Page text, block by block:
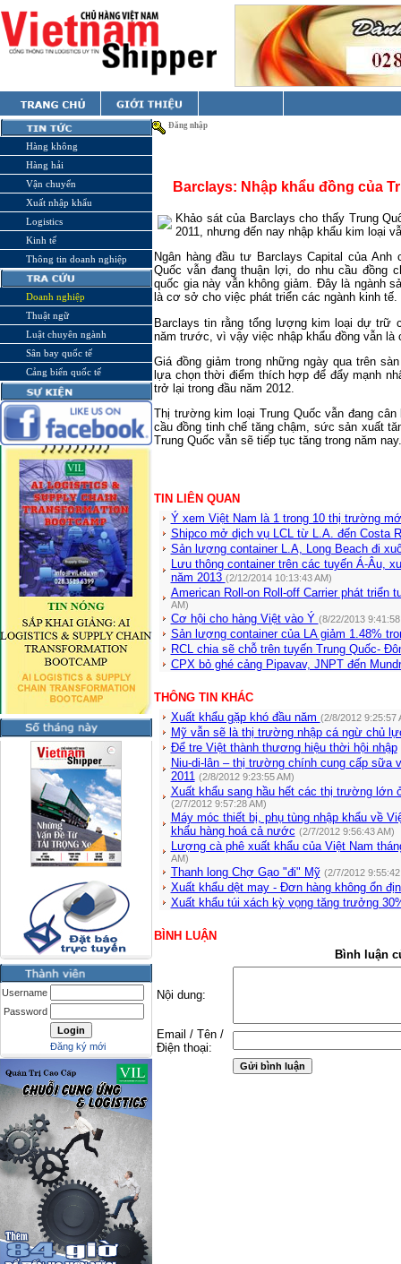
Hàng không
Hàng hải
Vận chuyển
Xuất nhập khẩu
Logistics
Kinh tế
Thông tin doanh nghiệp
Doanh nghiệp
Thuật ngữ
Luật chuyên ngành
Sân bay quốc tế
Cảng biển quốc tế
Username
Password
Đăng ký mới
Đăng nhập
Barclays: Nhập khẩu đồng của
Khảo sát của Barclays cho thấy Trung
2011, nhưng đến nay nhập khẩu kim loại
Ngân hàng đầu tư Barclays Capital của
Quốc vẫn đang thuận lợi, do nhu cầu đồng
quốc gia này vẫn không giảm. Đây là ngành
là cơ sở cho việc phát triển các ngành kinh tế.
Barclays tin rằng tổng lượng kim loại dự trữ
năm trước, vì vậy việc nhập khẩu đồng vẫn là
Giá đồng giảm trong những ngày qua trên
lựa chọn thời điểm thích hợp để đẩy mạnh
trở lại trong đầu năm 2012.
Thị trường kim loại Trung Quốc vẫn đang
cầu đồng tinh chế tăng chậm, sức sản xuất
Trung Quốc vẫn sẽ tiếp tục tăng trong năm nay.
TIN LIÊN QUAN
Ý xem Việt Nam là 1 trong 10 thị trường
Shipco mở dịch vụ LCL từ L.A. đến Costa
Sản lượng container L.A, Long Beach đi
Lưu thông container trên các tuyến Á-Âu,
năm 2013 (2/12/2014 10:13:43 AM)
American Roll-on Roll-off Carrier phát triển
AM)
Cơ hội cho hàng Việt vào Ý (8/22/2013 9:41:58
Sản lượng container của LA giảm 1.48%
RCL chia sẽ chỗ trên tuyến Trung Quốc-
CPX bỏ ghé cảng Pipavav, JNPT đến
THÔNG TIN KHÁC
Xuất khẩu gặp khó đầu năm (2/8/2012 9:25:57
Mỹ vẫn sẽ là thị trường nhập cá ngừ chủ
Để tre Việt thành thương hiệu thời hội nhập
Niu-di-lân – thị trường chính cung cấp sữa
2011 (2/8/2012 9:23:55 AM)
Xuất khẩu sang hầu hết các thị trường lớn
(2/7/2012 9:57:28 AM)
Máy móc thiết bị, phụ tùng nhập khẩu về
khẩu hàng hoá cả nước (2/7/2012 9:56:43 AM)
Lượng cà phê xuất khẩu của Việt Nam
AM)
Thanh long Chợ Gạo "đi" Mỹ (2/7/2012 9:55:42
Xuất khẩu dệt may - Đơn hàng không ổn
Xuất khẩu túi xách kỳ vọng tăng trưởng
BÌNH LUẬN
Bình luận
Nội dung:
Email / Tên /
Điện thoại: